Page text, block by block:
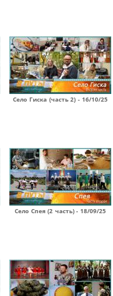
Село Гиска (часть 2) - 16/10/25
Село Спея (2 часть) - 18/09/25